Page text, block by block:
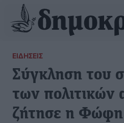
ΕΙΔΉΣΕΙΣ
Σύγκληση του
των πολιτικών
ζήτησε η Φώφη